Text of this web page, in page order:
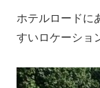
ホテルロードに
すいロケーショ